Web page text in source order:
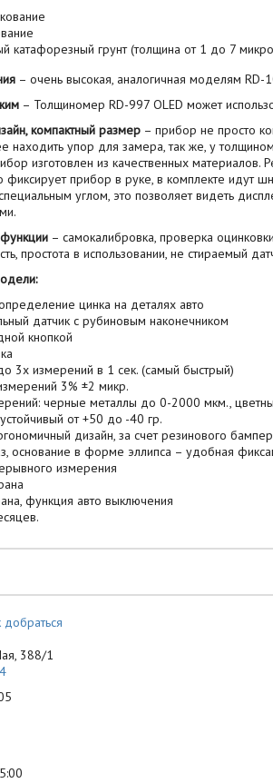
катафорезный грунт (толщина от 1 до 7
– очень высокая, аналогичная моделям RD-
– Толщиномер RD-997 OLED может
компактный размер– прибор не просто
находить упор для замера, так же, у
изготовлен из качественных
прибор в руке, в комплекте идут
углом, это позволяет видеть
– самокалибровка, проверка
простота в использовании, не стираемый
цинка на деталях авто
датчик с рубиновым наконечником
кнопкой
3х измерений в 1 сек. (самый быстрый)
3% ±2 микр.
черные металлы до 0-2000 мкм.,
от +50 до -40 гр.
дизайн, за счет резинового
основание в форме эллипса – удобная
измерения
функция авто выключения
добраться
388/1